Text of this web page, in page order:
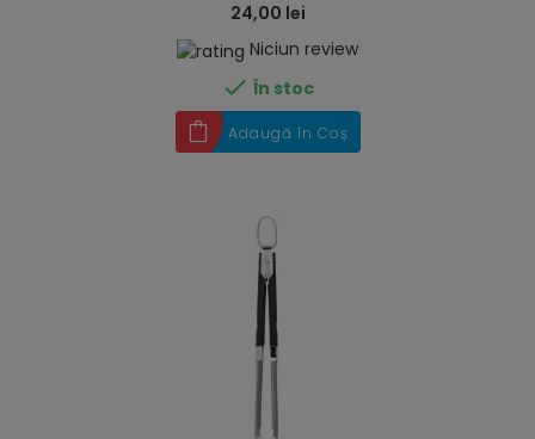
24,00 lei
Niciun review
 În stoc
Adaugă în Coș